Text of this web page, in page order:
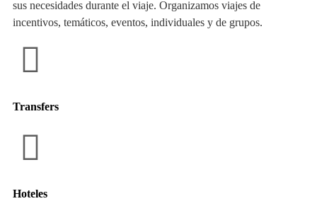
sus necesidades durante el viaje. Organizamos viajes de
incentivos, temáticos, eventos, individuales y de grupos.
Transfers
Hoteles